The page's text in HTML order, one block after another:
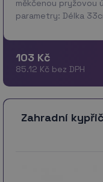
měkčenou pryžovou
parametry: Délka
103 Kč
85.12 Kč bez DPH
Zahradní